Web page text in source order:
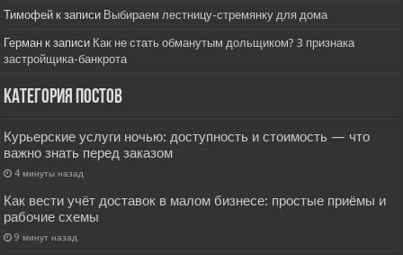
Тимофей к записи Выбираем лестницу-стремянку для дома
Герман к записи Как не стать обманутым дольщиком? 3 признака
застройщика-банкрота
Категория постов
Курьерские услуги ночью: доступность и стоимость — что
важно знать перед заказом
4 минуты назад
Как вести учёт доставок в малом бизнесе: простые приёмы и
рабочие схемы
9 минут назад